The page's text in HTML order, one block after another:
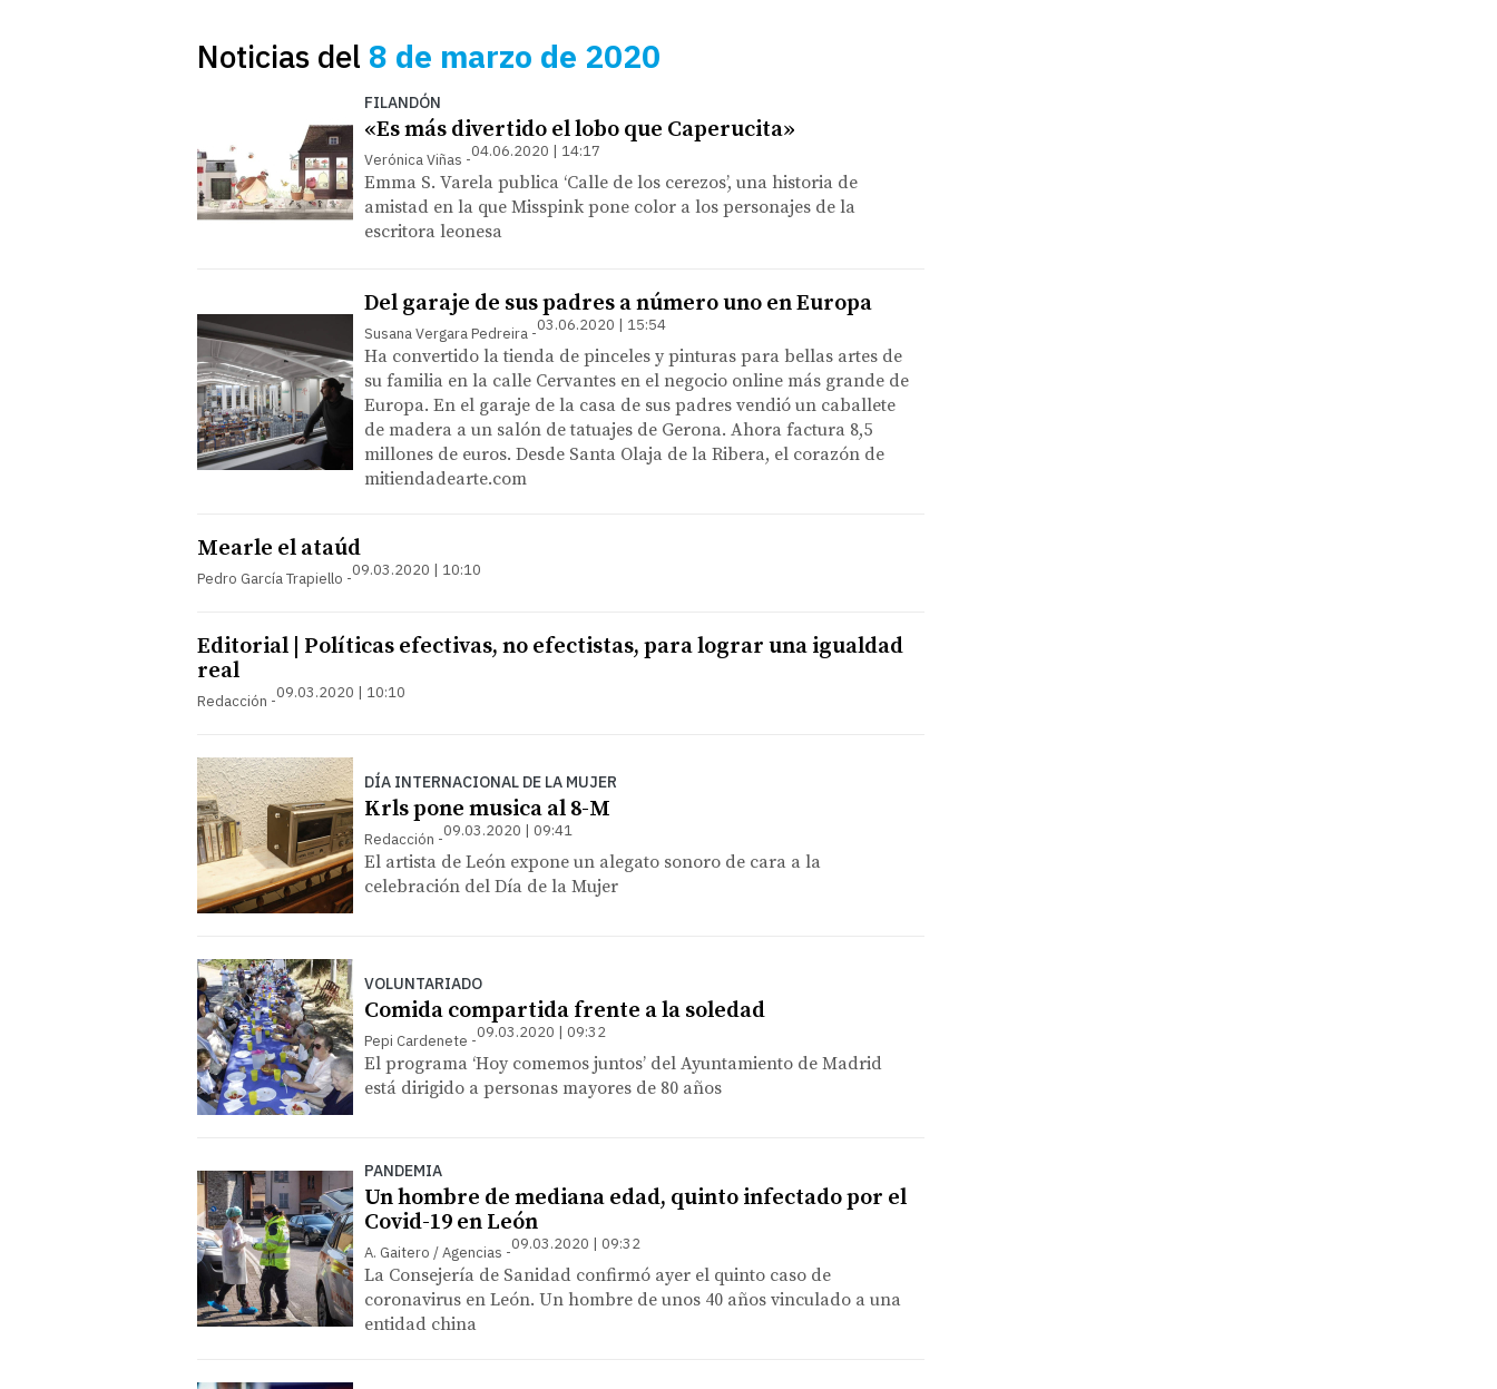
Noticias del 8 de marzo de 2020
FILANDÓN
«Es más divertido el lobo que Caperucita»
Verónica Viñas 04.06.2020 | 14:17
Emma S. Varela publica ‘Calle de los cerezos’, una historia de
amistad en la que Misspink pone color a los personajes de la
escritora leonesa
Del garaje de sus padres a número uno en Europa
Susana Vergara Pedreira 03.06.2020 | 15:54
Ha convertido la tienda de pinceles y pinturas para bellas artes de
su familia en la calle Cervantes en el negocio online más grande de
Europa. En el garaje de la casa de sus padres vendió un caballete
de madera a un salón de tatuajes de Gerona. Ahora factura 8,5
millones de euros. Desde Santa Olaja de la Ribera, el corazón de
mitiendadearte.com
Mearle el ataúd
Pedro García Trapiello 09.03.2020 | 10:10
Editorial | Políticas efectivas, no efectistas, para lograr una igualdad
real
Redacción 09.03.2020 | 10:10
DÍA INTERNACIONAL DE LA MUJER
Krls pone musica al 8-M
Redacción 09.03.2020 | 09:41
El artista de León expone un alegato sonoro de cara a la
celebración del Día de la Mujer
VOLUNTARIADO
Comida compartida frente a la soledad
Pepi Cardenete 09.03.2020 | 09:32
El programa ‘Hoy comemos juntos’ del Ayuntamiento de Madrid
está dirigido a personas mayores de 80 años
PANDEMIA
Un hombre de mediana edad, quinto infectado por el
Covid-19 en León
A. Gaitero / Agencias 09.03.2020 | 09:32
La Consejería de Sanidad confirmó ayer el quinto caso de
coronavirus en León. Un hombre de unos 40 años vinculado a una
entidad china